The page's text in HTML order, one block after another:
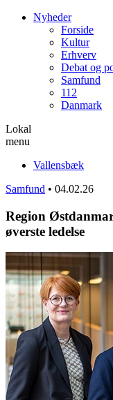
Nyheder
Forside
Kultur
Erhverv
Debat og
Samfund
112
Danmark
Lokal
menu
Vallensbæk
Samfund • 04.02.26
Region
øverste ledelse